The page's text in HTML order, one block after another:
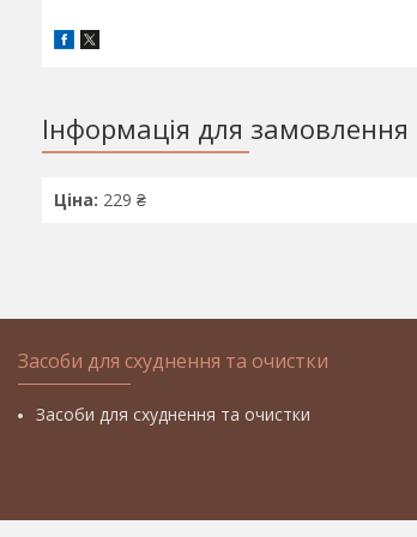
Інформація для замовлення
Ціна: 229 ₴
Засоби для схуднення та очистки
Засоби для схуднення та очистки